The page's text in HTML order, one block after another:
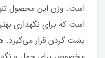
است که برای نگهداری
پشت گردن قرار می‌گیرد.